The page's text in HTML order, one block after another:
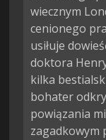
wiecznym
cenionego
usiłuje
doktora
kilka
bohater
powiązania
zagadkowym